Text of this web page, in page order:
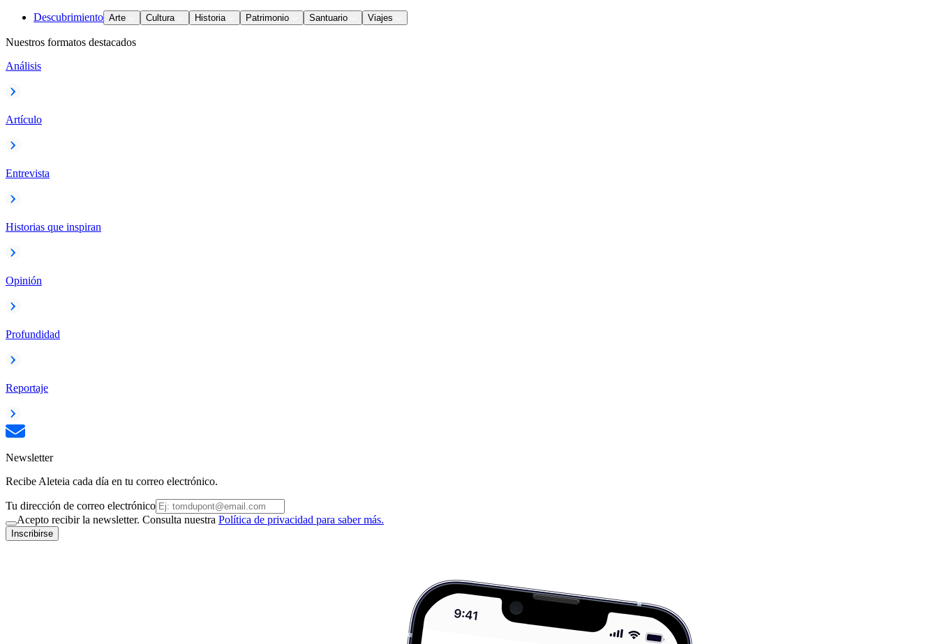
Descubrimiento Arte Cultura Historia Patrimonio Santuario Viajes
Nuestros formatos destacados
Análisis
Artículo
Entrevista
Historias que inspiran
Opinión
Profundidad
Reportaje
Newsletter
Recibe Aleteia cada día en tu correo electrónico.
Tu dirección de correo electrónico
Acepto recibir la newsletter. Consulta nuestra Política de privacidad para saber más.
Inscribirse